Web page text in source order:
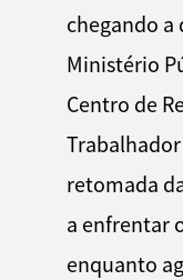
chegando a
Ministério
Centro de
Trabalhador
retomada
a enfrentar
enquanto